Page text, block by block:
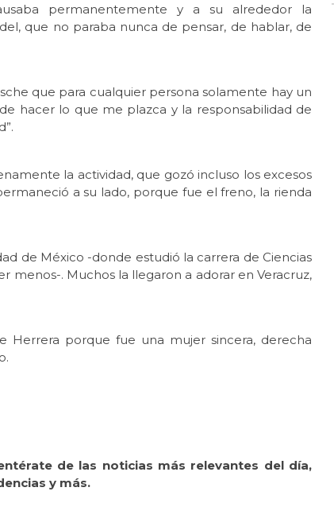
permanentemente y a su alrededor la
que no paraba nunca de pensar, de hablar, de
que para cualquier persona solamente hay un
hacer lo que me plazca y la responsabilidad de
la actividad, que gozó incluso los excesos
a su lado, porque fue el freno, la rienda
de México -donde estudió la carrera de Ciencias
menos-. Muchos la llegaron a adorar en Veracruz,
Herrera porque fue una mujer sincera, derecha
de las noticias más relevantes del día,
y más.